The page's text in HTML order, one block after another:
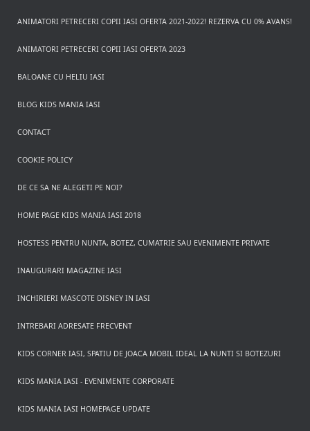
ANIMATORI PETRECERI COPII IASI OFERTA 2021-2022! REZERVA CU 0% AVANS!
ANIMATORI PETRECERI COPII IASI OFERTA 2023
BALOANE CU HELIU IASI
BLOG KIDS MANIA IASI
CONTACT
COOKIE POLICY
DE CE SA NE ALEGETI PE NOI?
HOME PAGE KIDS MANIA IASI 2018
HOSTESS PENTRU NUNTA, BOTEZ, CUMATRIE SAU EVENIMENTE PRIVATE
INAUGURARI MAGAZINE IASI
INCHIRIERI MASCOTE DISNEY IN IASI
INTREBARI ADRESATE FRECVENT
KIDS CORNER IASI, SPATIU DE JOACA MOBIL IDEAL LA NUNTI SI BOTEZURI
KIDS MANIA IASI - EVENIMENTE CORPORATE
KIDS MANIA IASI HOMEPAGE UPDATE